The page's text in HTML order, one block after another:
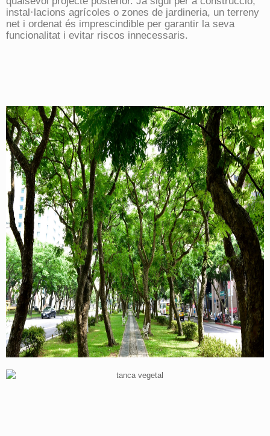
instal·lacions agrícoles o zones de jardineria, un terreny
net i ordenat és imprescindible per garantir la seva
funcionalitat i evitar riscos innecessaris.